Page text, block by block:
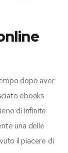
dopo aver
ebooks
di infinite
una delle
il piacere di